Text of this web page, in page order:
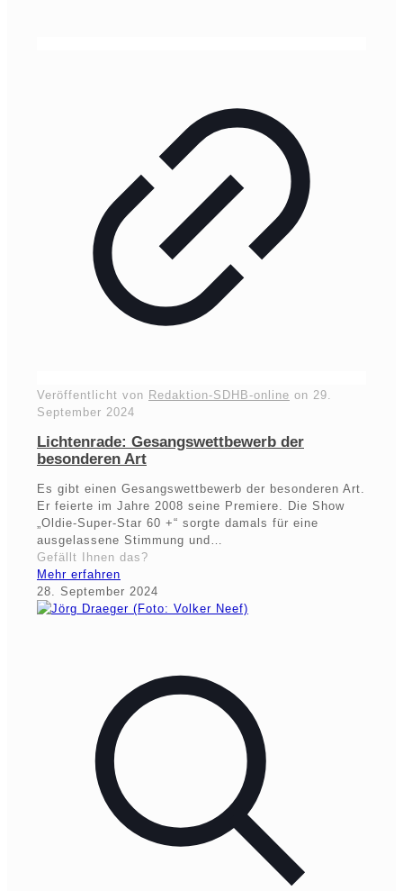
Veröffentlicht von Redaktion-SDHB-online on 29.
September 2024
Lichtenrade: Gesangswettbewerb der
besonderen Art
Es gibt einen Gesangswettbewerb der besonderen Art.
Er feierte im Jahre 2008 seine Premiere. Die Show
„Oldie-Super-Star 60 +“ sorgte damals für eine
ausgelassene Stimmung und…
Gefällt Ihnen das?
Mehr erfahren
28. September 2024